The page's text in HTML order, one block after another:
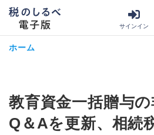
サインイン
ホーム
教育資金一括贈与
Q＆Aを更新、相続